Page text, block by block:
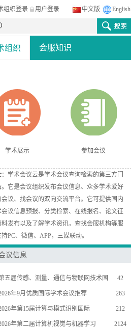
中文版 English
组织登录 用户登录
组织 会服知识
学术展示 参加会议
：学术会议云是学术会议查询检索的第三方门
。它是会议组织发布会议信息、众多学术爱好
会议、找会议的双向交流平台。它可提供国内
会议信息预报、分类检索、在线报名、论文征
料发布以及了解学术资讯，查找会服机构等服
PC、微信、APP，三媒联动。
议信息
五届传感、测量、通信与物联网技术国 42
年9月优质国际学术会议推荐 263
年第15届计算与模式识别国际 212
年第二届计算机视觉与机器学习 2124